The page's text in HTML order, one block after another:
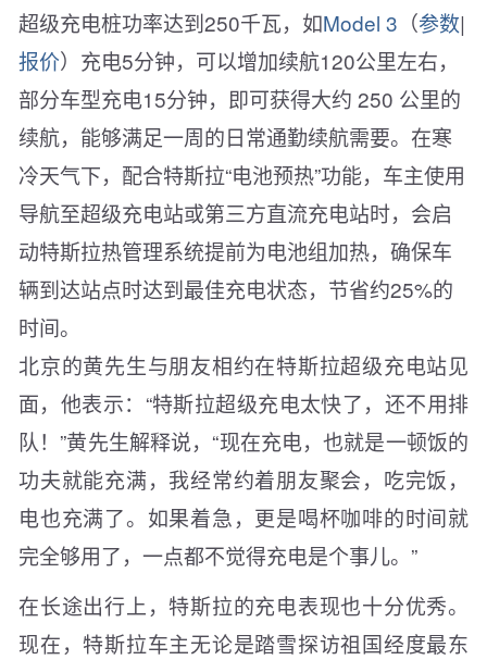
超级充电桩功率达到250千瓦，如Model 3 （参数|
报价）充电5分钟，可以增加续航120公里左右，
部分车型充电15分钟，即可获得大约 250 公里的
续航，能够满足一周的日常通勤续航需要。在寒
冷天气下，配合特斯拉“电池预热”功能，车主使用
导航至超级充电站或第三方直流充电站时，会启
动特斯拉热管理系统提前为电池组加热，确保车
辆到达站点时达到最佳充电状态，节省约25%的
时间。
北京的黄先生与朋友相约在特斯拉超级充电站见
面，他表示：“特斯拉超级充电太快了，还不用排
队！”黄先生解释说，“现在充电，也就是一顿饭的
功夫就能充满，我经常约着朋友聚会，吃完饭，
电也充满了。如果着急，更是喝杯咖啡的时间就
完全够用了，一点都不觉得充电是个事儿。”
在长途出行上，特斯拉的充电表现也十分优秀。
现在，特斯拉车主无论是踏雪探访祖国经度最东